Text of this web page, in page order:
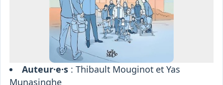
Auteur·e·s: Thibault Mouginot et Yas
Munasinghe